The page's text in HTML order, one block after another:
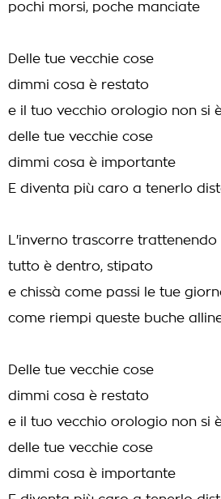
pochi morsi, poche manciate
Delle tue vecchie cose
dimmi cosa è restato
e il tuo vecchio orologio non si
delle tue vecchie cose
dimmi cosa è importante
E diventa più caro a tenerlo
L'inverno trascorre
tutto è dentro, stipato
e chissà come passi le tue
come riempi queste buche
Delle tue vecchie cose
dimmi cosa è restato
e il tuo vecchio orologio non si
delle tue vecchie cose
dimmi cosa è importante